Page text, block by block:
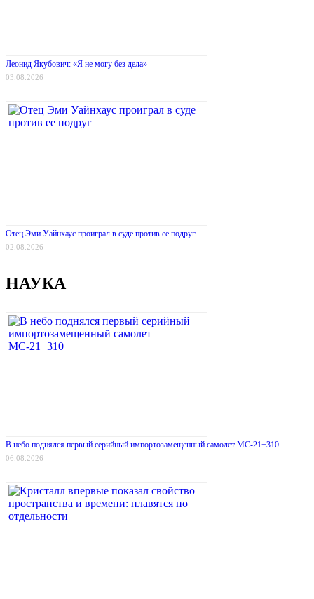
Леонид Якубович: «Я не могу без дела»
03.08.2026
Отец Эми Уайнхаус проиграл в суде против ее подруг
02.08.2026
НАУКА
В небо поднялся первый серийный импортозамещенный самолет МС-21−310
06.08.2026